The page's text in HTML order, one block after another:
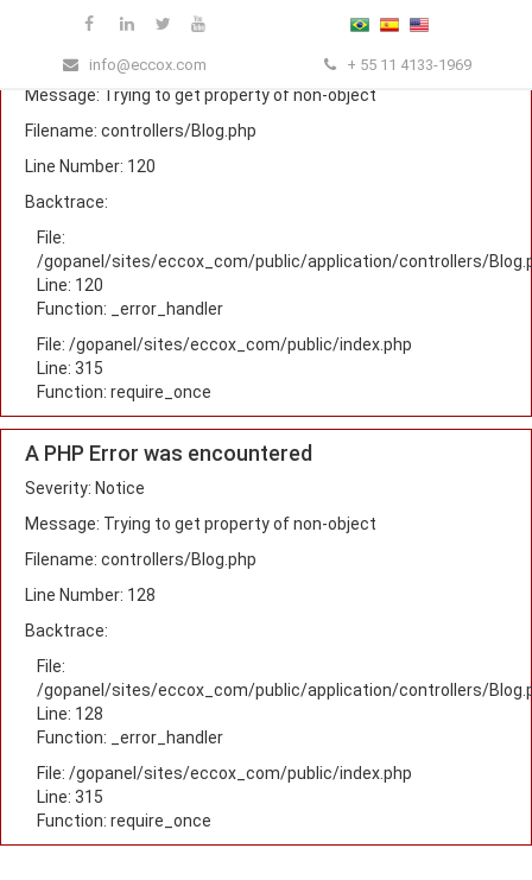
A PHP Error was encountered
Severity: Notice
Message: Trying to get property of non-object
Filename: controllers/Blog.php
Line Number: 120
Backtrace:
File:
/gopanel/sites/eccox_com/public/application/controllers/
Line: 120
Function: _error_handler
File: /gopanel/sites/eccox_com/public/index.php
Line: 315
Function: require_once
A PHP Error was encountered
Severity: Notice
Message: Trying to get property of non-object
Filename: controllers/Blog.php
Line Number: 128
Backtrace:
File:
/gopanel/sites/eccox_com/public/application/controllers/
Line: 128
Function: _error_handler
File: /gopanel/sites/eccox_com/public/index.php
Line: 315
Function: require_once
info@eccox.com + 55 11 4133-1969